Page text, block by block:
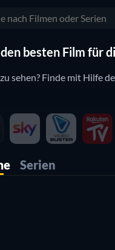
besten Film für
sehen? Finde mit
Serien